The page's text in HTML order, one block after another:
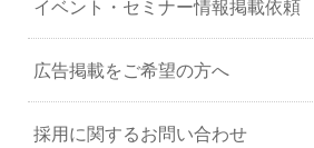
イベント・セミナー情報掲載依頼
広告掲載をご希望の方へ
採用に関するお問い合わせ